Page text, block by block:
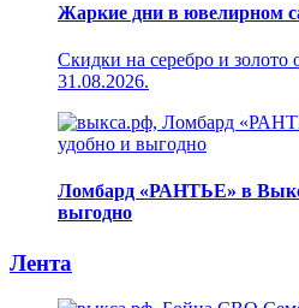
Жаркие дни в ювелирном
Скидки на серебро и золото
31.08.2026.
Ломбард «РАНТЬЕ» в
выгодно
Лента